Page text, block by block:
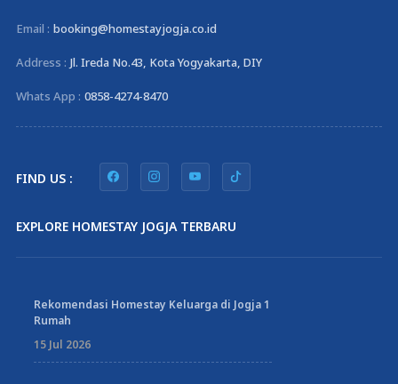
Email : booking@homestayjogja.co.id
Address : Jl. Ireda No.43, Kota Yogyakarta, DIY
Whats App : 0858-4274-8470
FIND US :
EXPLORE HOMESTAY JOGJA TERBARU
Rekomendasi Homestay Keluarga di Jogja 1
Rumah
15 Jul 2026